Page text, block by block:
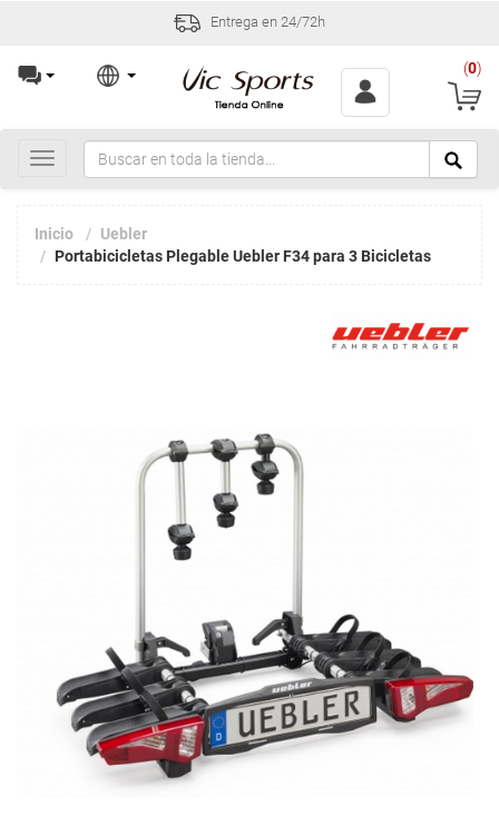
Entrega en 24/72h
(0)
Toggle
navigation
Inicio
Uebler
Portabicicletas Plegable Uebler F34 para 3 Bicicletas